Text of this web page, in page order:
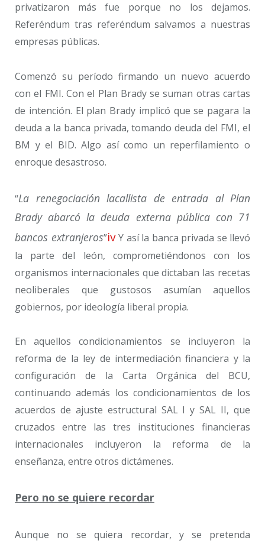
privatizaron más fue porque no los dejamos.
Referéndum tras referéndum salvamos a nuestras
empresas públicas.
Comenzó su período firmando un nuevo acuerdo
con el FMI. Con el Plan Brady se suman otras cartas
de intención. El plan Brady implicó que se pagara la
deuda a la banca privada, tomando deuda del FMI, el
BM y el BID. Algo así como un reperfilamiento o
enroque desastroso.
“La renegociación lacallista de entrada al Plan
Brady abarcó la deuda externa pública con 71
bancos extranjeros”ivY así la banca privada se llevó
la parte del león, comprometiéndonos con los
organismos internacionales que dictaban las recetas
neoliberales que gustosos asumían aquellos
gobiernos, por ideología liberal propia.
En aquellos condicionamientos se incluyeron la
reforma de la ley de intermediación financiera y la
configuración de la Carta Orgánica del BCU,
continuando además los condicionamientos de los
acuerdos de ajuste estructural SAL I y SAL II, que
cruzados entre las tres instituciones financieras
internacionales incluyeron la reforma de la
enseñanza, entre otros dictámenes.
Pero no se quiere recordar
Aunque no se quiera recordar, y se pretenda